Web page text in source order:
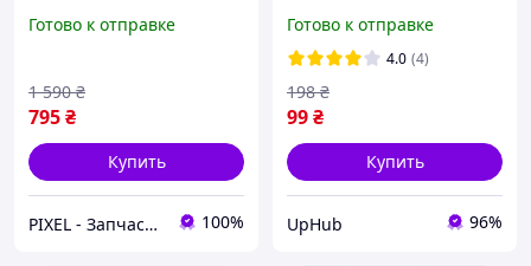
Original на Ксиоми Поко
Готово к отправке
795₴
1 590 ₴
Купить
PIXEL - Запчастини для телефону 100%
Поко М5с Полная
проклейка OG glass
Готово к отправке
4.0 (4)
99₴
198 ₴
Купить
UpHub 96%